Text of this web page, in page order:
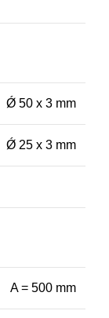
Ǿ 50 x 3 mm
Ǿ 25 x 3 mm
A = 500 mm